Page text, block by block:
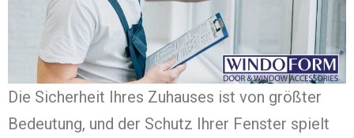
Die Sicherheit Ihres Zuhauses ist von größter
Bedeutung, und der Schutz Ihrer Fenster spielt